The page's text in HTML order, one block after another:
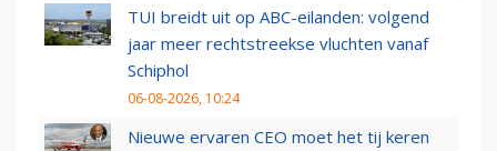
TUI breidt uit op ABC-eilanden: volgend
jaar meer rechtstreekse vluchten vanaf
Schiphol
06-08-2026, 10:24
Nieuwe ervaren CEO moet het tij keren